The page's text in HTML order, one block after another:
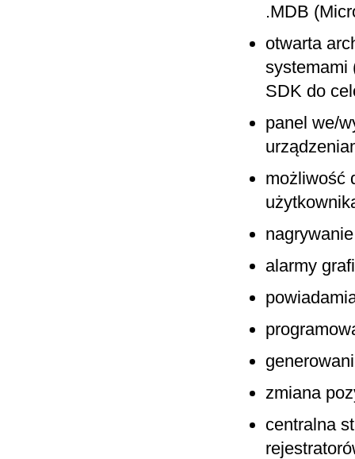
.MDB
otwarta
systemami
SDK do
panel we/
możliwość
alarmy
zmiana
centralna